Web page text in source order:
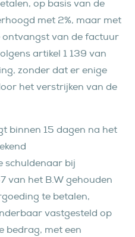
op basis van de
met 2%, maar met
ontvangst van de factuur
artikel 1 139 van
zonder dat er enige
het verstrijken van de
binnen 15 dagen na het
schuldenaar bij
van het B.W gehouden
te betalen,
vastgesteld op
bedrag, met een